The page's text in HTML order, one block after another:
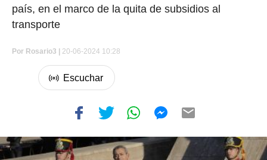
país, en el marco de la quita de subsidios al
transporte
Por Rosario3 | 20-06-2024 10:28